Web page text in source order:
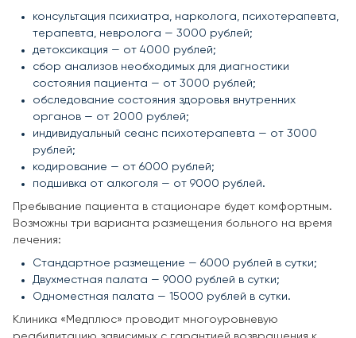
консультация психиатра, нарколога, психотерапевта,
терапевта, невролога — 3000 рублей;
детоксикация — от 4000 рублей;
сбор анализов необходимых для диагностики
состояния пациента — от 3000 рублей;
обследование состояния здоровья внутренних
органов — от 2000 рублей;
индивидуальный сеанс психотерапевта — от 3000
рублей;
кодирование — от 6000 рублей;
подшивка от алкоголя — от 9000 рублей.
Пребывание пациента в стационаре будет комфортным.
Возможны три варианта размещения больного на время
лечения:
Стандартное размещение — 6000 рублей в сутки;
Двухместная палата — 9000 рублей в сутки;
Одноместная палата — 15000 рублей в сутки.
Клиника «Медплюс» проводит многоуровневую